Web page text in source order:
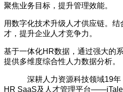
聚焦业务目标，提升管理效能。
用数字化技术升级人才供应链。结
才，提升企业人才竞争力。
基于一体化HR数据，通过强大的
提供多维度综合性人力数据分析。
深耕人力资源科技领域19年
HR SaaS及人才管理平台——